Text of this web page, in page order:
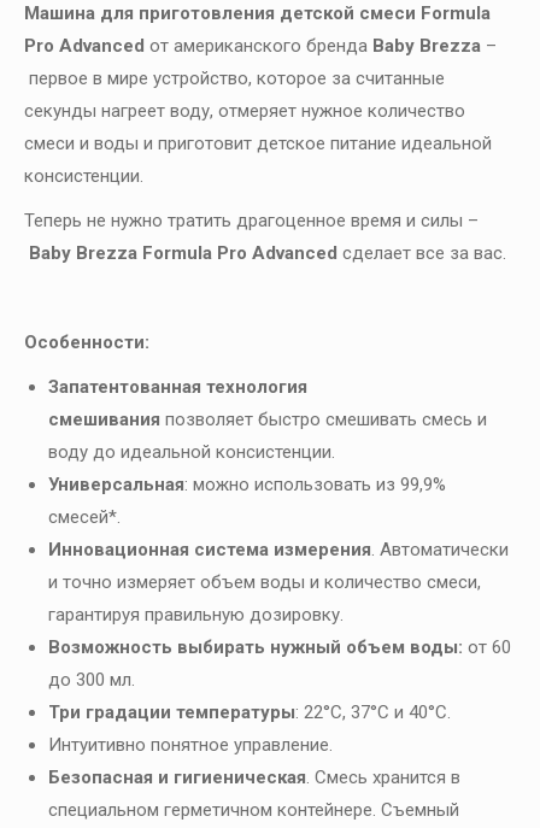
Машина для приготовления детской смеси Formula
Pro Advanced от американского бренда Baby Brezza –
первое в мире устройство, которое за считанные
секунды нагреет воду, отмеряет нужное количество
смеси и воды и приготовит детское питание идеальной
консистенции.
Теперь не нужно тратить драгоценное время и силы –
Baby Brezza Formula Pro Advanced сделает все за вас.
Особенности:
Запатентованная технология
смешивания позволяет быстро смешивать смесь и
воду до идеальной консистенции.
Универсальная: можно использовать из 99,9%
смесей*.
Инновационная система измерения. Автоматически
и точно измеряет объем воды и количество смеси,
гарантируя правильную дозировку.
Возможность выбирать нужный объем воды: от 60
до 300 мл.
Три градации температуры: 22°C, 37°C и 40°C.
Интуитивно понятное управление.
Безопасная и гигиеническая. Смесь хранится в
специальном герметичном контейнере. Съемный